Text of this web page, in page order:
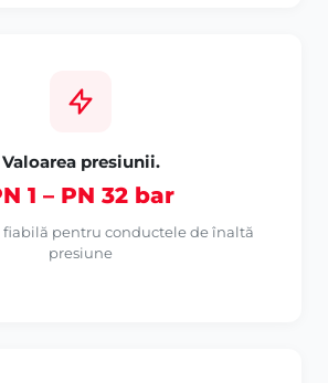
Valoarea presiunii.
1 – PN 32 bar
fiabilă pentru conductele de înaltă
presiune